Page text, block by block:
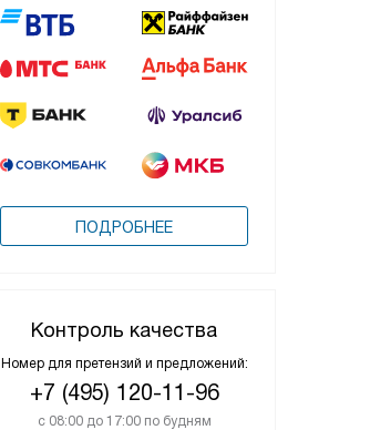
ПОДРОБНЕЕ
Контроль качества
Номер для претензий и предложений:
+7 (495) 120-11-96
с 08:00 до 17:00 по будням